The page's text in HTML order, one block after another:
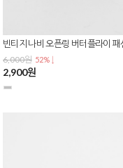
6,000원 52% ↓
2,900원